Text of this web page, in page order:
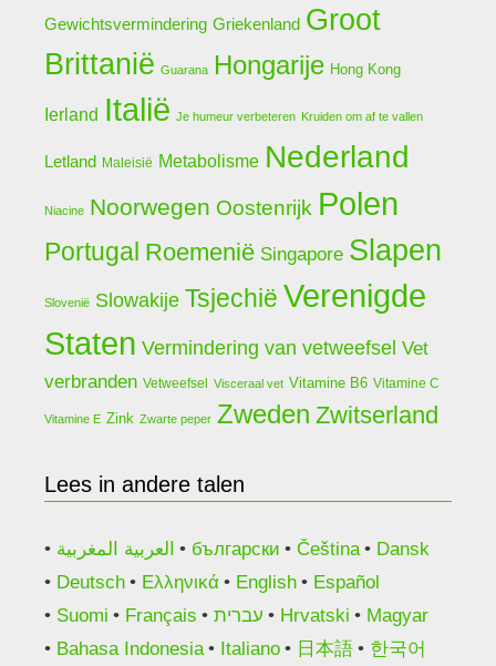
Gewichtsvermindering Griekenland Groot
Brittanië Guarana Hongarije Hong Kong
Ierland Italië Je humeur verbeteren Kruiden om af te vallen
Letland Maleisië Metabolisme Nederland
Niacine Noorwegen Oostenrijk Polen
Portugal Roemenië Singapore Slapen
Slovenië Slowakije Tsjechië Verenigde
Staten Vermindering van vetweefsel Vet
verbranden Vetweefsel Visceraal vet Vitamine B6 Vitamine C
Vitamine E Zink Zwarte peper Zweden Zwitserland
Lees in andere talen
العربية المغربية български Čeština
Dansk
Deutsch
Ελληνικά English
Español
Suomi
Français עברית Hrvatski
Magyar
Bahasa Indonesia
Italiano 日本語
한국어